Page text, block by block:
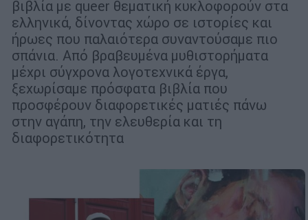
βιβλία με queer θεματική κυκλοφορούν στα
ελληνικά, δίνοντας χώρο σε ιστορίες και
ήρωες που παλαιότερα συναντούσαμε πιο
σπάνια. Από βραβευμένα μυθιστορήματα
μέχρι σύγχρονα λογοτεχνικά έργα,
ξεχωρίσαμε πρόσφατα βιβλία που
προσφέρουν διαφορετικές ματιές πάνω
στην αγάπη, την ελευθερία και τη
διαφορετικότητα